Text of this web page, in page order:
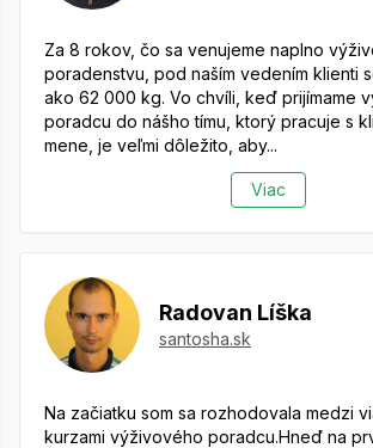
Za 8 rokov, čo sa venujeme naplno
poradenstvu, pod naším vedením klienti
ako 62 000 kg. Vo chvíli, keď prijímame
poradcu do nášho tímu, ktorý pracuje s
mene, je veľmi dôležito, aby...
Viac
Radovan Líška
santosha.sk
Na začiatku som sa rozhodovala medzi
kurzami výživového poradcu.Hneď na